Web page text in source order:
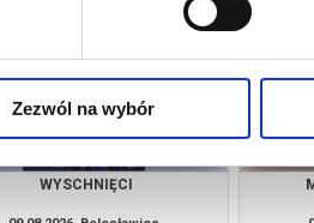
Zezwól na wybór
WYSCHNIĘCI